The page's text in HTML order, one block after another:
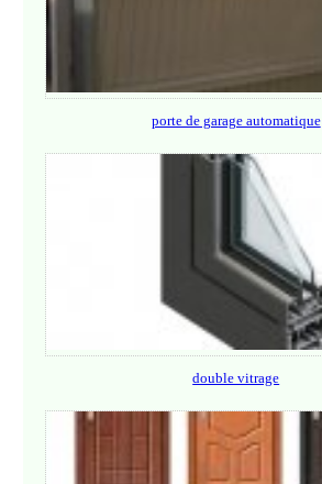
porte de garage automatique
double vitrage